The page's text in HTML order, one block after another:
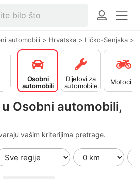
automobili > Hrvatska > Ličko-Senjska >
Osobni automobili,
vašim kriterijima pretrage.
Osobni
automobili
Dijelovi za
automobile
Motocikli